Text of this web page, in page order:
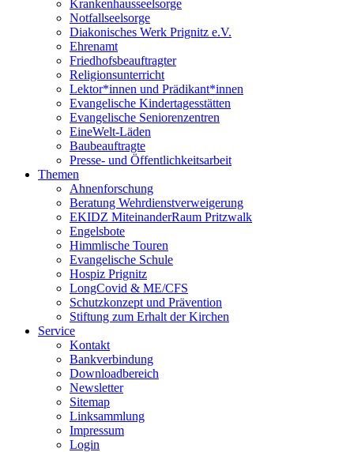
Krankenhausseelsorge
Notfallseelsorge
Diakonisches Werk Prignitz e.V.
Ehrenamt
Friedhofsbeauftragter
Religionsunterricht
Lektor*innen und Prädikant*innen
Evangelische Kindertagesstätten
Evangelische Seniorenzentren
EineWelt-Läden
Baubeauftragte
Presse- und Öffentlichkeitsarbeit
Themen
Ahnenforschung
Beratung Wehrdienstverweigerung
EKIDZ MiteinanderRaum Pritzwalk
Engelsbote
Himmlische Touren
Evangelische Schule
Hospiz Prignitz
LongCovid & ME/CFS
Schutzkonzept und Prävention
Stiftung zum Erhalt der Kirchen
Service
Kontakt
Bankverbindung
Downloadbereich
Newsletter
Sitemap
Linksammlung
Impressum
Login